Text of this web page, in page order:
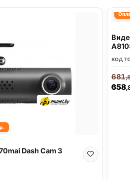
Dash Cam 3
Оплата
A810S
код
658,80
681,86